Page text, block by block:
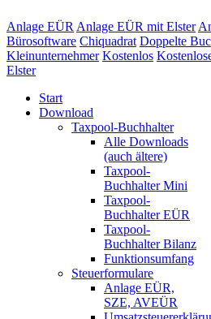
Anlage EÜR Anlage EÜR mit Elster
Bürosoftware Chiquadrat Doppelte
Kleinunternehmer Kostenlos
Elster
Start
Download
Taxpool-Buchhalter
Alle Downloads
(auch ältere)
Taxpool-
Buchhalter Mini
Taxpool-
Buchhalter EÜR
Taxpool-
Buchhalter Bilanz
Funktionsumfang
Steuerformulare
Anlage EÜR,
SZE, AVEÜR